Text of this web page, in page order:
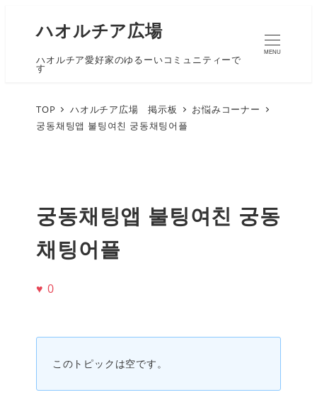
ハオルチア広場
ハオルチア愛好家のゆるーいコミュニティーで
す
MENU
TOP ハオルチア広場 掲示板
お悩みコーナー
궁동채팅앱 불팅여친 궁동채팅어플
궁동채팅앱 불팅여친 궁동
채팅어플
♥ 0
このトピックは空です。